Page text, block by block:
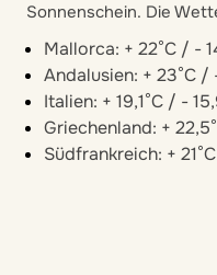
Sonnenschein. Die
Mallorca: + 22°C / -
Andalusien: + 23°C /
Italien: + 19,1°C / -
Griechenland: +
Südfrankreich: +